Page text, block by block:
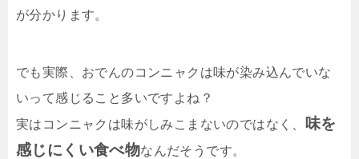
が分かります。
でも実際、おでんのコンニャクは味が染み込んでいな
いって感じること多いですよね？
実はコンニャクは味がしみこまないのではなく、
味を
感じにくい食べ物なんだそうです。